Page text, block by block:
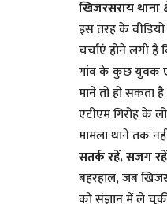
खिजरसराय
इस तरह के
चर्चाएं होने लगी है
गांव के कुछ युवक
मानें तो हो सकता
एटीएम गिरोह के
मामला थाने तक
सतर्क रहें, सजग
बहरहाल, जब
को संज्ञान में ले